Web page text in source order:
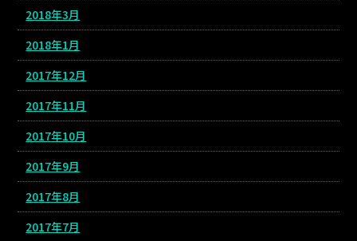
2018年3月
2018年1月
2017年12月
2017年11月
2017年10月
2017年9月
2017年8月
2017年7月